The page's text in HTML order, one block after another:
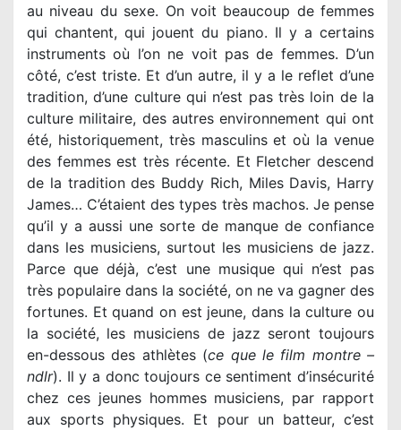
au niveau du sexe. On voit beaucoup de femmes
qui chantent, qui jouent du piano. Il y a certains
instruments où l’on ne voit pas de femmes. D’un
côté, c’est triste. Et d’un autre, il y a le reflet d’une
tradition, d’une culture qui n’est pas très loin de la
culture militaire, des autres environnement qui ont
été, historiquement, très masculins et où la venue
des femmes est très récente. Et Fletcher descend
de la tradition des Buddy Rich, Miles Davis, Harry
James… C’étaient des types très machos. Je pense
qu’il y a aussi une sorte de manque de confiance
dans les musiciens, surtout les musiciens de jazz.
Parce que déjà, c’est une musique qui n’est pas
très populaire dans la société, on ne va gagner des
fortunes. Et quand on est jeune, dans la culture ou
la société, les musiciens de jazz seront toujours
en-dessous des athlètes (ce que le film montre –
ndlr). Il y a donc toujours ce sentiment d’insécurité
chez ces jeunes hommes musiciens, par rapport
aux sports physiques. Et pour un batteur, c’est